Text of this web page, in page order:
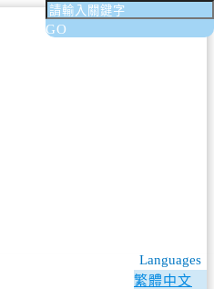
GO
Languages
繁體中文